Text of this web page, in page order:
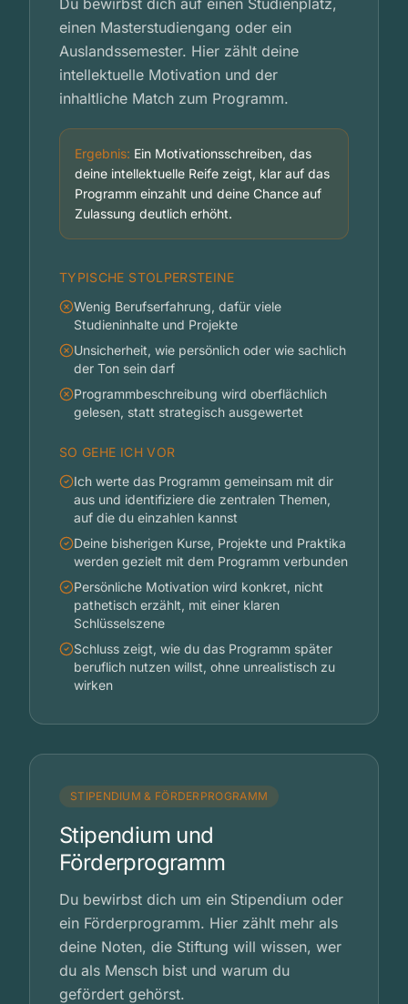
Du bewirbst dich auf einen Studienplatz,
einen Masterstudiengang oder ein
Auslandssemester. Hier zählt deine
intellektuelle Motivation und der
inhaltliche Match zum Programm.
Ergebnis: Ein Motivationsschreiben, das
deine intellektuelle Reife zeigt, klar auf das
Programm einzahlt und deine Chance auf
Zulassung deutlich erhöht.
TYPISCHE STOLPERSTEINE
Wenig Berufserfahrung, dafür viele
Studieninhalte und Projekte
Unsicherheit, wie persönlich oder wie sachlich
der Ton sein darf
Programmbeschreibung wird oberflächlich
gelesen, statt strategisch ausgewertet
SO GEHE ICH VOR
Ich werte das Programm gemeinsam mit dir
aus und identifiziere die zentralen Themen,
auf die du einzahlen kannst
Deine bisherigen Kurse, Projekte und Praktika
werden gezielt mit dem Programm verbunden
Persönliche Motivation wird konkret, nicht
pathetisch erzählt, mit einer klaren
Schlüsselszene
Schluss zeigt, wie du das Programm später
beruflich nutzen willst, ohne unrealistisch zu
wirken
STIPENDIUM & FÖRDERPROGRAMM
Stipendium und
Förderprogramm
Du bewirbst dich um ein Stipendium oder
ein Förderprogramm. Hier zählt mehr als
deine Noten, die Stiftung will wissen, wer
du als Mensch bist und warum du
gefördert gehörst.